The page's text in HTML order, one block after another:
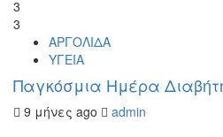
3
3
ΑΡΓΟΛΙΔΑ
ΥΓΕΙΑ
Παγκόσμια Ημέρα
9 μήνες ago
admin